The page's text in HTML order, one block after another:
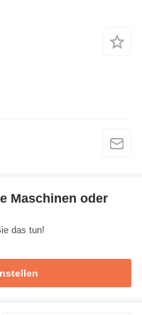
Maschinen oder
das tun!